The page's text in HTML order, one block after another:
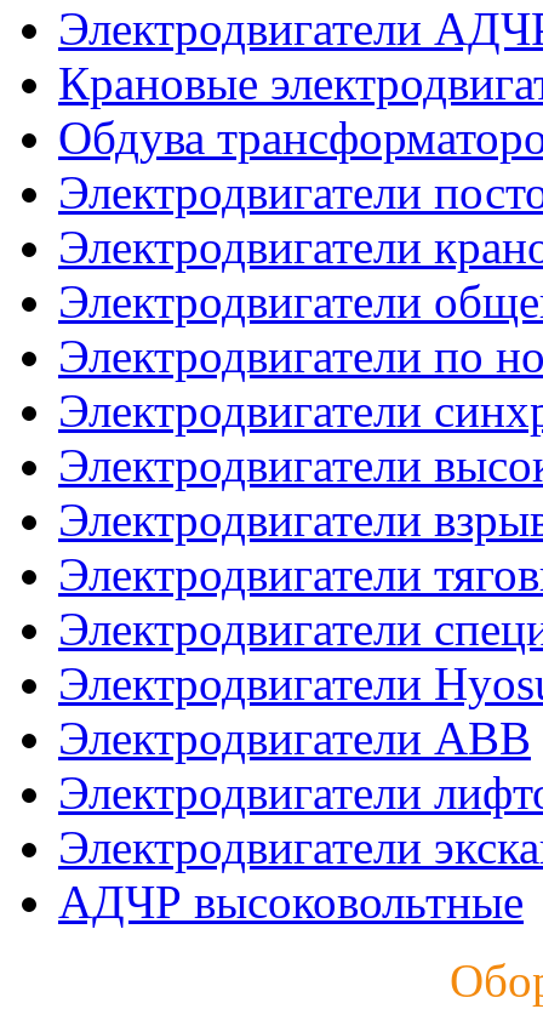
Электродвигатели
Крановые
Обдува
Электродвигатели
Электродвигатели
Электродвигатели
Электродвигатели по
Электродвигатели
Электродвигатели
Электродвигатели
Электродвигатели
Электродвигатели
Электродвигатели
Электродвигатели ABB
Электродвигатели
Электродвигатели
АДЧР высоковольтные